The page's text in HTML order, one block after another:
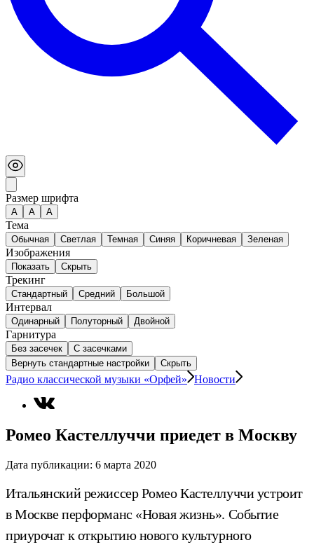
Размер шрифта
А A A
Тема
Обычная Светлая Темная Синяя Коричневая Зеленая
Изображения
Показать Скрыть
Трекинг
Стандартный Средний Большой
Интервал
Одинарный Полуторный Двойной
Гарнитура
Без засечек
С засечками
Вернуть стандартные настройки
Скрыть
Радио классической музыки «Орфей» Новости
Ромео Кастеллуччи приедет в Москву
Дата публикации: 6 марта 2020
Итальянский режиссер Ромео Кастеллуччи устроит
в Москве перформанс «Новая жизнь». Событие
приурочат к открытию нового культурного